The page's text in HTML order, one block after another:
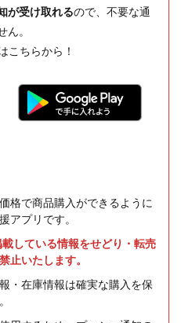
が受け取れるので、不要な通
。
こちらから！
格で商品購入ができるように
アプリです。
している情報をせどり・転売
止いたします。
・在庫情報は確実な購入を保